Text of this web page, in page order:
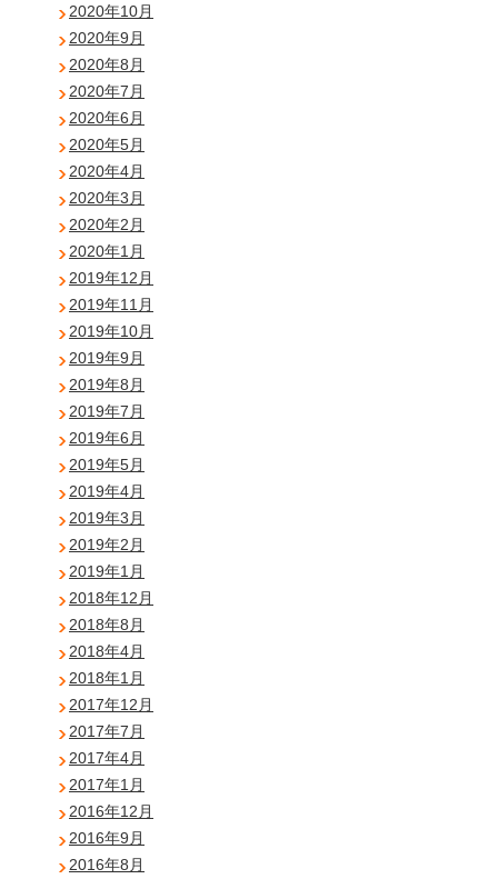
2020年10月
2020年9月
2020年8月
2020年7月
2020年6月
2020年5月
2020年4月
2020年3月
2020年2月
2020年1月
2019年12月
2019年11月
2019年10月
2019年9月
2019年8月
2019年7月
2019年6月
2019年5月
2019年4月
2019年3月
2019年2月
2019年1月
2018年12月
2018年8月
2018年4月
2018年1月
2017年12月
2017年7月
2017年4月
2017年1月
2016年12月
2016年9月
2016年8月